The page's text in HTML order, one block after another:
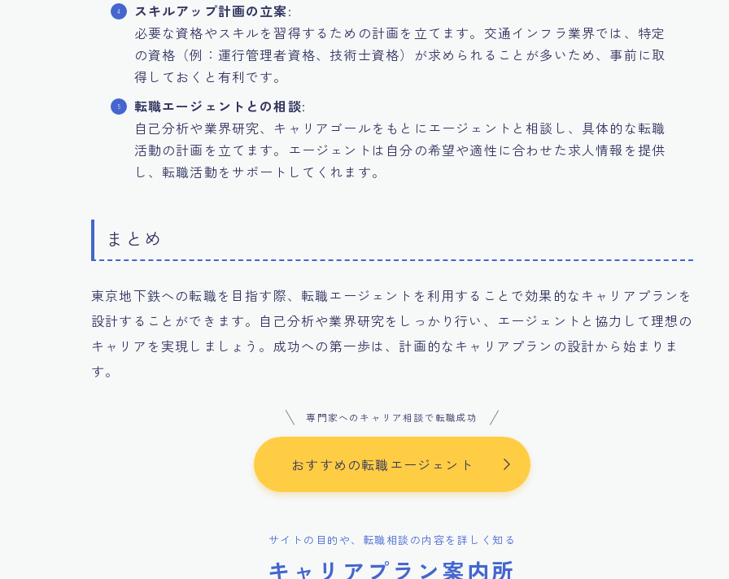
スキルアップ計画の立案:
必要な資格やスキルを習得するための計画を立てます。交通インフラ業界では、特定
の資格（例：運行管理者資格、技術士資格）が求められることが多いため、事前に取
得しておくと有利です。
転職エージェントとの相談:
自己分析や業界研究、キャリアゴールをもとにエージェントと相談し、具体的な転職
活動の計画を立てます。エージェントは自分の希望や適性に合わせた求人情報を提供
し、転職活動をサポートしてくれます。
まとめ
東京地下鉄への転職を目指す際、転職エージェントを利用することで効果的なキャリアプランを
設計することができます。自己分析や業界研究をしっかり行い、エージェントと協力して理想の
キャリアを実現しましょう。成功への第一歩は、計画的なキャリアプランの設計から始まりま
す。
専門家へのキャリア相談で転職成功
おすすめの転職エージェント
サイトの目的や、転職相談の内容を詳しく知る
キャリアプラン案内所